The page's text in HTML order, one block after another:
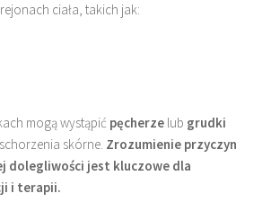
ciała, takich jak:
mogą wystąpić pęcherze lub grudki
skórne. Zrozumienie przyczyn
dolegliwości jest kluczowe dla
i terapii.